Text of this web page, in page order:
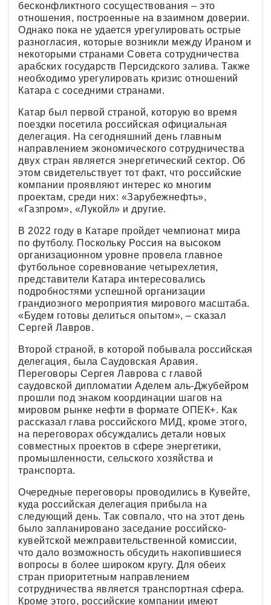
бесконфликтного сосуществования – это
отношения, построенные на взаимном доверии.
Однако пока не удается урегулировать острые
разногласия, которые возникли между Ираном и
некоторыми странами Совета сотрудничества
арабских государств Персидского залива. Также
необходимо урегулировать кризис отношений
Катара с соседними странами.
Катар был первой страной, которую во время
поездки посетила российская официальная
делегация. На сегодняшний день главным
направлением экономического сотрудничества
двух стран является энергетический сектор. Об
этом свидетельствует тот факт, что российские
компании проявляют интерес ко многим
проектам, среди них: «Зарубежнефть»,
«Газпром», «Лукойл» и другие.
В 2022 году в Катаре пройдет чемпионат мира
по футболу. Поскольку Россия на высоком
организационном уровне провела главное
футбольное соревнование четырехлетия,
представители Катара интересовались
подробностями успешной организации
грандиозного мероприятия мирового масштаба.
«Будем готовы делиться опытом», – сказал
Сергей Лавров.
Второй страной, в которой побывала российская
делегация, была Саудовская Аравия.
Переговоры Сергея Лаврова с главой
саудовской дипломатии Аделем аль-Джубейром
прошли под знаком координации шагов на
мировом рынке нефти в формате ОПЕК+. Как
рассказал глава российского МИД, кроме этого,
на переговорах обсуждались детали новых
совместных проектов в сфере энергетики,
промышленности, сельского хозяйства и
транспорта.
Очередные переговоры проводились в Кувейте,
куда российская делегация прибыла на
следующий день. Так совпало, что на этот день
было запланировано заседание российско-
кувейтской межправительственной комиссии,
что дало возможность обсудить накопившиеся
вопросы в более широком кругу. Для обеих
стран приоритетным направлением
сотрудничества является транспортная сфера.
Кроме этого, российские компании имеют